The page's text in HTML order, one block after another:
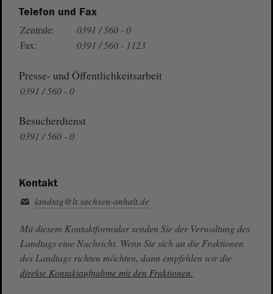
Telefon und Fax
Zentrale:
0391 / 560 - 0
Fax:
0391 / 560 - 1123
Presse- und Öffentlichkeitsarbeit
0391 / 560 - 0
Besucherdienst
0391 / 560 - 0
Kontakt
landtag@lt.sachsen-anhalt.de
Mit diesem Kontaktformular senden Sie der Verwaltung des
Landtags eine Nachricht. Wenn Sie sich an die Fraktionen
des Landtags richten möchten, dann empfehlen wir die
direkte Kontaktaufnahme mit den Fraktionen.